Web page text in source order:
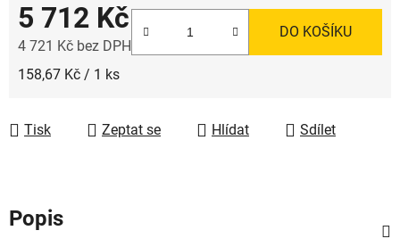
5 712 Kč
4 721 Kč bez DPH
Měrná cena:
158,67 Kč / 1 ks
DO KOŠÍKU
Tisk Zeptat se Hlídat Sdílet
Popis